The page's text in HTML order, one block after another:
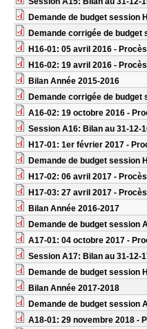
Demande de budget session
Demande corrigée de budget
H16-01: 05 avril 2016 -
H16-02: 19 avril 2016 -
Bilan Année 2015-2016
Demande corrigée de budget
A16-02: 19 octobre 2016 -
Session A16: Bilan au 31-12-
H17-01: 1er février 2017 -
Demande de budget session
H17-02: 06 avril 2017 -
H17-03: 27 avril 2017 -
Bilan Année 2016-2017
Demande de budget session
A17-01: 04 octobre 2017 -
Session A17: Bilan au 31-12-
Demande de budget session
Bilan Année 2017-2018
Demande de budget session
A18-01: 29 novembre 2018 -